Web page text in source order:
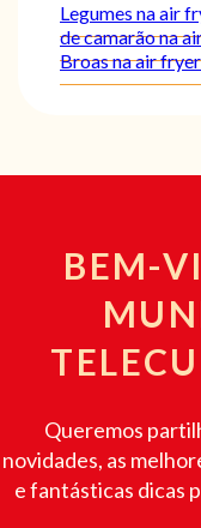
Legumes na air
de camarão na
Broas na air
BEM-
Queremos
novidades, as
e fantásticas dicas